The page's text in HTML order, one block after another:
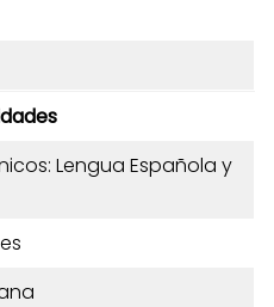
Lengua Española y